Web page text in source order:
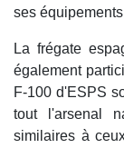
ses
La frégate
également
F-100 d'ESPS
tout l'arsenal
similaires à